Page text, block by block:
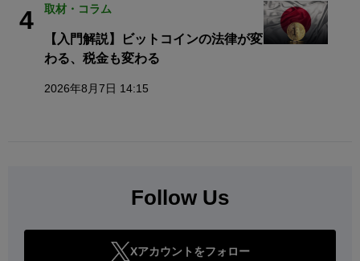
4 取材・コラム
【入門解説】ビットコインの法律が変
わる、税金も変わる
2026年8月7日 14:15
Follow Us
Xアカウントをフォロー